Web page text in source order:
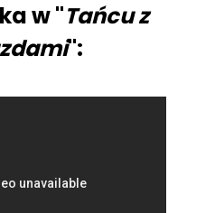
w "Tańcuz
":